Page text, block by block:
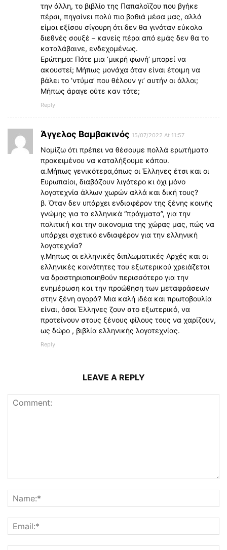
την άλλη, το βιβλίο της Παπαλοϊζου που βγήκε
πέρσι, πηγαίνει πολύ πιο βαθιά μέσα μας, αλλά
είμαι εξίσου σίγουρη ότι δεν θα γινόταν εύκολα
διεθνές σουξέ – κανείς πέρα από εμάς δεν θα το
καταλάβαινε, ενδεχομένως.
Ερώτημα: Πότε μια ‘μικρή φωνή’ μπορεί να
ακουστεί; Μήπως μονάχα όταν είναι έτοιμη να
βάλει το ‘ντύμα’ που θέλουν γι’ αυτήν οι άλλοι;
Μήπως άραγε ούτε καν τότε;
Reply
Άγγελος Βαμβακινός 15/07/2022 At 11:57
Νομίζω ότι πρέπει να θέσουμε πολλά ερωτήματα
προκειμένου να καταλήξουμε κάπου.
α.Μήπως γενικότερα,όπως οι Έλληνες έτσι και οι
Ευρωπαίοι, διαβάζουν λιγότερο κι όχι μόνο
λογοτεχνία άλλων χωρών αλλά και δική τους?
β. Όταν δεν υπάρχει ενδιαφέρον της ξένης κοινής
γνώμης για τα ελληνικά “πράγματα”, για την
πολιτική και την οικονομια της χώρας μας, πώς να
υπάρχει σχετικό ενδιαφέρον για την ελληνική
λογοτεχνία?
γ.Μηπως οι ελληνικές διπλωματικές Αρχές και οι
ελληνικές κοινότητες του εξωτερικού χρειάζεται
να δραστηριοποιηθούν περισσότερο για την
ενημέρωση και την προώθηση των μεταφράσεων
στην ξένη αγορά? Μια καλή ιδέα και πρωτοβουλία
είναι, όσοι Έλληνες ζουν στο εξωτερικό, να
προτείνουν στους ξένους φίλους τους να χαρίζουν,
ως δώρο , βιβλία ελληνικής λογοτεχνίας.
Reply
LEAVE A REPLY